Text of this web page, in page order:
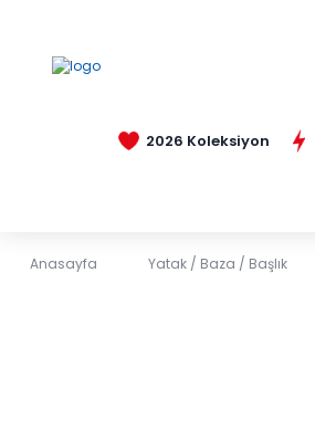
2026 Koleksiyon
Anasayfa Yatak / Baza / Başlık